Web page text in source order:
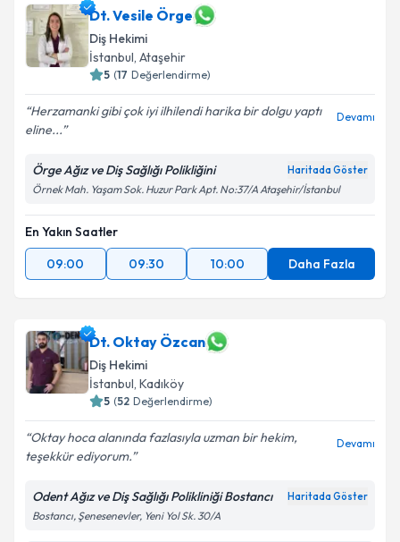
Dt. Vesile Örge
Diş Hekimi
İstanbul, Ataşehir
5 (17 Değerlendirme)
Herzamanki gibi çok iyi ilhilendi harika bir dolgu yaptı
eline...
Devamı
Örge Ağız ve Diş Sağlığı Polikliğini Haritada Göster
Örnek Mah. Yaşam Sok. Huzur Park Apt. No:37/A Ataşehir/İstanbul
En Yakın Saatler
09:00
09:30 10:00 Daha Fazla
Dt. Oktay Özcan
Diş Hekimi
İstanbul, Kadıköy
5 (52 Değerlendirme)
Oktay hoca alanında fazlasıyla uzman bir hekim,
teşekkür ediyorum.
Devamı
Odent Ağız ve Diş Sağlığı Polikliniği Bostancı Haritada Göster
Bostancı, Şenesenevler, Yeni Yol Sk. 30/A